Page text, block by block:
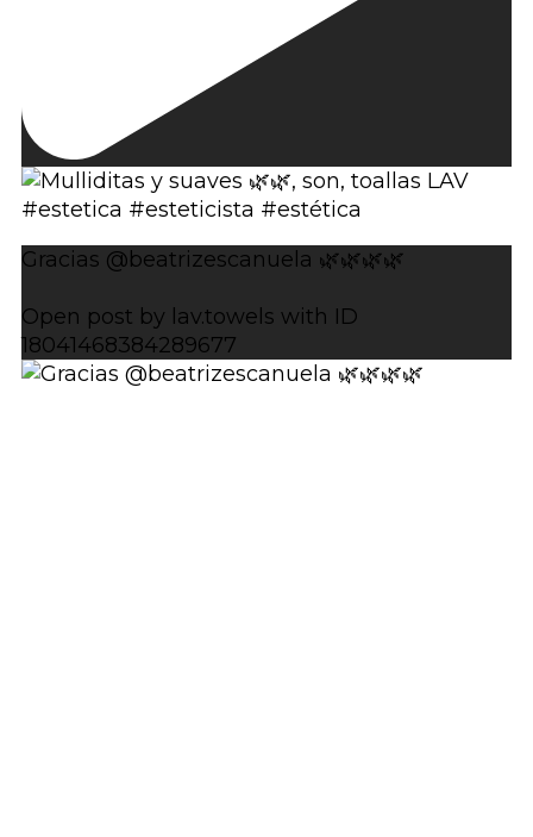
Gracias @beatrizescanuela 🌿🌿🌿🌿
Open post by lav.towels with ID
18041468384289677